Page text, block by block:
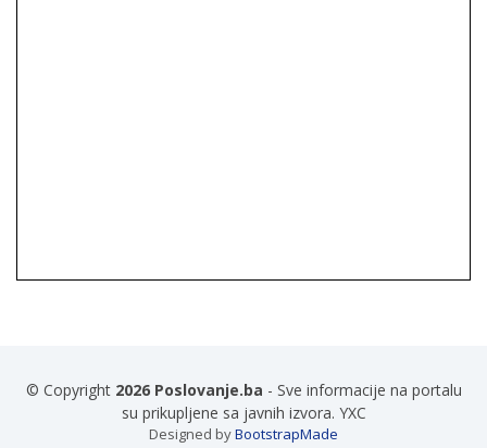
© Copyright 2026 Poslovanje.ba - Sve informacije na portalu
su prikupljene sa javnih izvora. YXC
Designed byBootstrapMade